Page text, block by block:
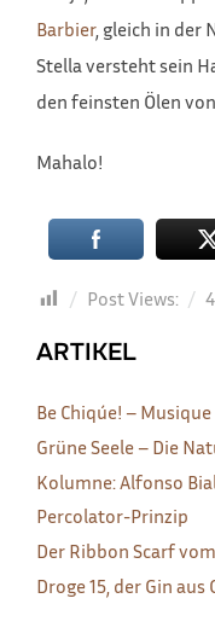
Barbier, gleich in der
Stella versteht sein
den feinsten Ölen von
Mahalo!
Post Views:
ARTIKEL
Be Chiqúe! –
Grüne Seele – Die
Kolumne: Alfonso
Percolator-Prinzip
Der Ribbon Scarf
Droge 15, der Gin aus